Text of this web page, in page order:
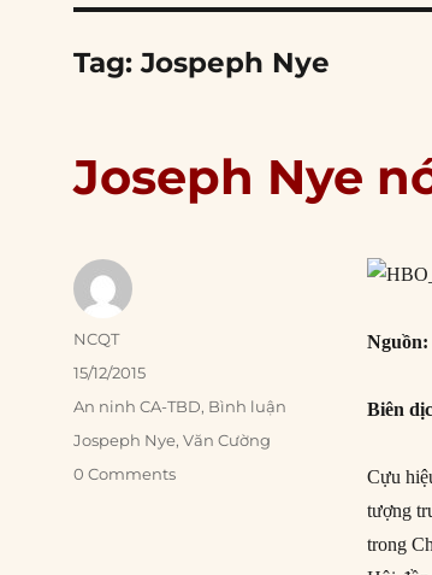
Tag:Jospeph Nye
Joseph Nye
Nguồn:
Biên
Cựu
tượng
trong
Author
NCQT
Posted
15/12/2015
Categories
An ninh CA-TBD, Bình luận
Tags
Jospeph Nye,Văn Cường
0 Comments